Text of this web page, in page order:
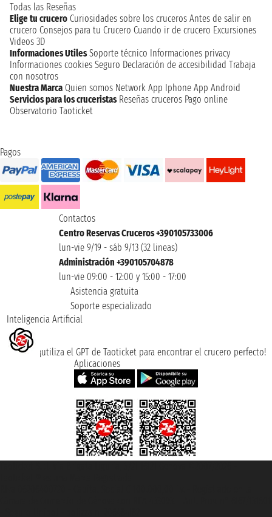
Todas las Reseñas
Elige tu crucero Curiosidades sobre los cruceros Antes de salir en
crucero Consejos para tu Crucero Cuando ir de crucero Excursiones
Videos 3D
Informaciones Utiles Soporte técnico Informaciones privacy
Informaciones cookies Seguro Declaración de accesibilidad Trabaja
con nosotros
Nuestra Marca Quien somos Network App Iphone App Android
Servicios para los cruceristas Reseñas cruceros Pago online
Observatorio Taoticket
Pagos
Contactos
Centro Reservas Cruceros +390105733006
lun-vie 9/19 - sáb 9/13 (32 lineas)
Administración +390105704878
lun-vie 09:00 - 12:00 y 15:00 - 17:00
Asistencia gratuita
Soporte especializado
Inteligencia Artificial
¡utiliza el GPT de Taoticket para encontrar el crucero perfecto!
Aplicaciones